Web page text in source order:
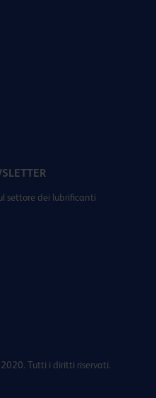
settore dei lubrificanti
Tutti i diritti riservati.